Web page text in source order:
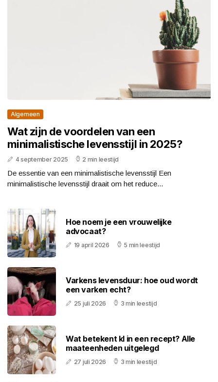
Algemeen
Wat zijn de voordelen van een
minimalistische levensstijl in 2025?
4 september 2025 2 min leestijd
De essentie van een minimalistische levensstijl Een
minimalistische levensstijl draait om het reduce...
Hoe noem je een vrouwelijke
advocaat?
19 april 2026 5 min leestijd
Varkens levensduur: hoe oud wordt
een varken echt?
25 juli 2026 3 min leestijd
Wat betekent kl in een recept? Alle
maateenheden uitgelegd
27 juli 2026 3 min leestijd